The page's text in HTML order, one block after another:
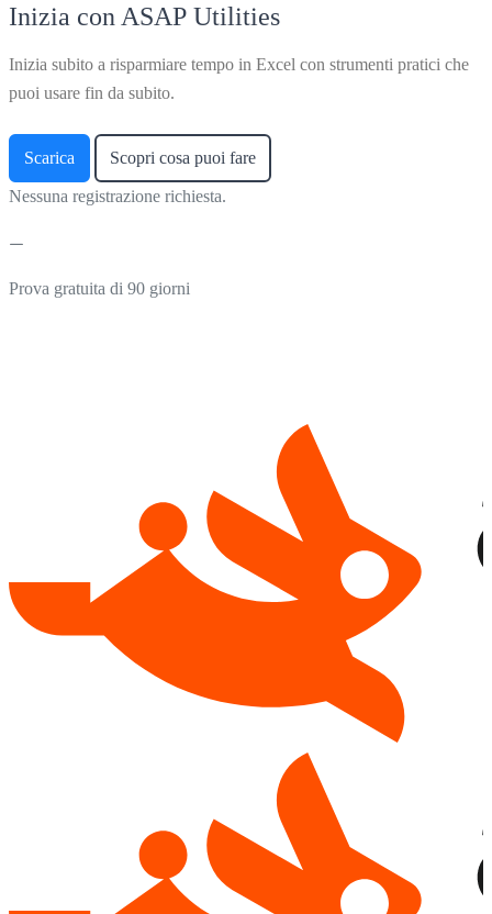
Inizia con ASAP Utilities
Inizia subito a risparmiare tempo in Excel con strumenti pratici che
puoi usare fin da subito.
Scarica Scopri cosa puoi fare
Nessuna registrazione richiesta.
Prova gratuita di 90 giorni